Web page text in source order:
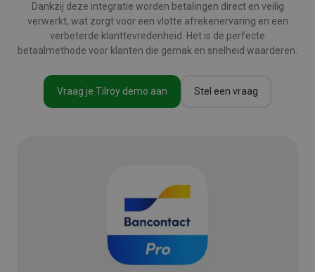
Dankzij deze integratie worden betalingen direct en veilig
verwerkt, wat zorgt voor een vlotte afrekenervaring en een
verbeterde klanttevredenheid. Het is de perfecte
betaalmethode voor klanten die gemak en snelheid waarderen.
Vraag je Tilroy demo aan Stel een vraag